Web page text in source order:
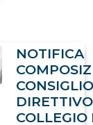
NOTIFICA
CONSIGLIO
COLLEGIO